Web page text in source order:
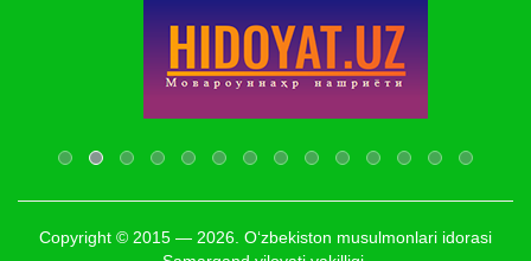
Copyright © 2015 — 2026. O‘zbekiston musulmonlari idorasi